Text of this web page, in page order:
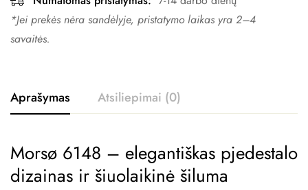
*Jei prekės nėra sandėlyje, pristatymo laikas yra 2–4 ​​
savaitės.
Aprašymas Atsiliepimai (0)
Morsø 6148 – elegantiškas pjedestalo
dizainas ir šiuolaikinė šiluma